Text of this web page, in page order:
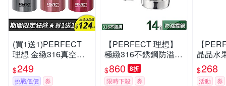
(買1送1)PERFECT
理想 金緻316真空咖
啡萃取杯 (8H)
$249
挑戰低價 券
【PERFECT 理想】
極緻316不銹鋼防溢提
鍋14cm
$860 8折
限時下殺 券
【
晶品水
裝
$268
活動 券